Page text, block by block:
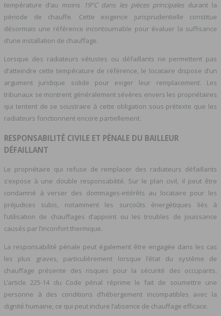
température d’au moins
19°C dans les pièces principales durant la
période de chauffe. Cette exigence jurisprudentielle constitue
désormais une référence incontournable pour évaluer la suffisance
d’une installation de chauffage.
Lorsque des radiateurs vétustes ou défaillants ne permettent pas
d’atteindre cette température de référence, le locataire dispose d’un
argument juridique solide pour exiger leur remplacement. Les
tribunaux se montrent généralement sévères envers les propriétaires
qui tentent de se soustraire à cette obligation sous prétexte que les
radiateurs fonctionnent encore partiellement.
RESPONSABILITÉ CIVILE ET PÉNALE DU BAILLEUR
DÉFAILLANT
Le propriétaire qui refuse de remplacer des radiateurs défaillants
s’expose à une double responsabilité. Sur le plan civil, il peut être
condamné à verser des dommages-intérêts au locataire pour les
préjudices subis, notamment les surcoûts énergétiques liés à
l’utilisation de chauffages d’appoint ou les troubles de jouissance
causés par l’inconfort thermique.
La responsabilité pénale peut également être engagée dans les cas
les plus graves, particulièrement lorsque l’état du système de
chauffage présente des risques pour la sécurité des occupants.
L’article 225-14 du Code pénal réprime le fait de soumettre une
personne à des conditions d’hébergement incompatibles avec la
dignité humaine, ce qui peut inclure l’absence de chauffage efficace.